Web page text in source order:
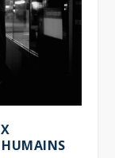
HUMAINS